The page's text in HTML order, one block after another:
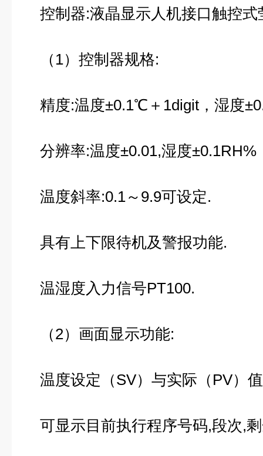
控制器:液晶显示人机接口触控式
（1）控制器规格:
精度:温度±0.1℃＋1digit，湿度
分辨率:温度±0.01,湿度±0.1RH%
温度斜率:0.1～9.9可设定.
具有上下限待机及警报功能.
温湿度入力信号PT100.
（2）画面显示功能:
温度设定（SV）与实际（PV）
可显示目前执行程序号码,段次,